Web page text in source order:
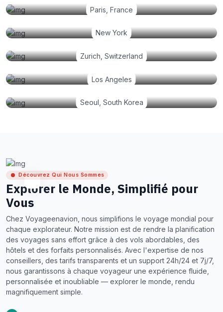
Paris, France
New York
Zurich, Switzerland
Los Angeles
Seoul, South Korea
Découvrez Qui Nous Sommes
Explorer le Monde, Simplifié pour
Vous
Chez Voyageenavion, nous simplifions le voyage mondial pour
chaque explorateur. Notre mission est de rendre la planification
des voyages sans effort grâce à des vols abordables, des
hôtels et des forfaits personnalisés. Avec l'expertise de nos
conseillers, des tarifs transparents et un support 24h/24 et 7j/7,
nous garantissons à chaque voyageur une expérience fluide,
personnalisée et inoubliable — explorer le monde, rendu
magnifiquement simple.